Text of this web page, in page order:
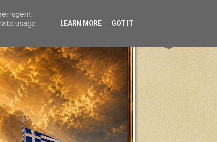
agent
usage
LEARN MORE GOT IT